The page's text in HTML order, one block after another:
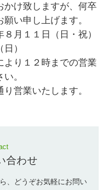
かけ致しますが、何卒
い申し上げます。
月１１日（日・祝）
）
り１２時までの営業
。
営業いたします。
合わせ
、どうぞお気軽にお問い